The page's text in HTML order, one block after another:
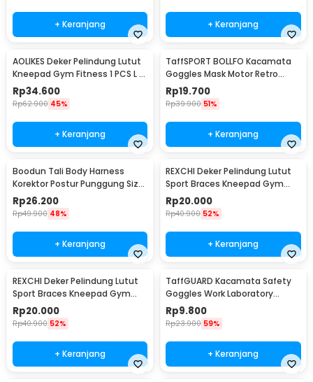
+ Keranjang + Keranjang
AOLIKES Deker Pelindung Lutut
Kneepad Gym Fitness 1 PCS L -
A-7720
Rp34.600
Rp62.900 45%
+ Keranjang
TaffSPORT BOLLFO Kacamata
Goggles Mask Motor Retro
Windproof - MT-04
Rp19.700
Rp39.900 51%
+ Keranjang
Boodun Tali Body Harness
Korektor Postur Punggung Size
M - BBJ-15
Rp26.200
Rp49.900 48%
+ Keranjang
REXCHI Deker Pelindung Lutut
Sport Braces Kneepad Gym
Fitness 1 PCS L - HX002
Rp20.000
Rp40.900 52%
+ Keranjang
REXCHI Deker Pelindung Lutut
Sport Braces Kneepad Gym
Fitness 1 PCS XL - HX002
Rp20.000
Rp40.900 52%
+ Keranjang
TaffGUARD Kacamata Safety
Goggles Work Laboratory
Eyewear - LE979
Rp9.800
Rp23.900 59%
+ Keranjang